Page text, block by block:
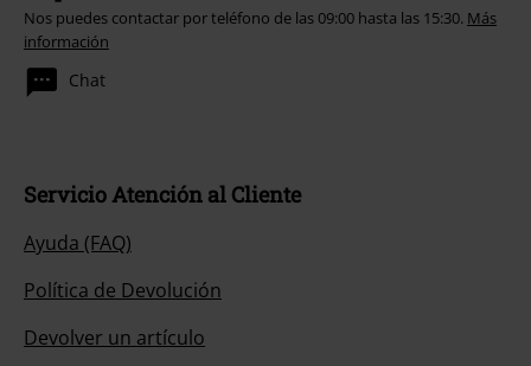
información
Servicio Atención al Cliente